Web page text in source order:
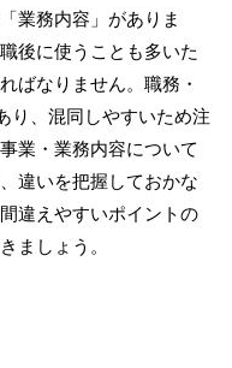
業務内容」がありま
後に使うことも多いた
ばなりません。職務・
り、混同しやすいため注
業・業務内容について
違いを把握しておかな
違えやすいポイントの
ましょう。